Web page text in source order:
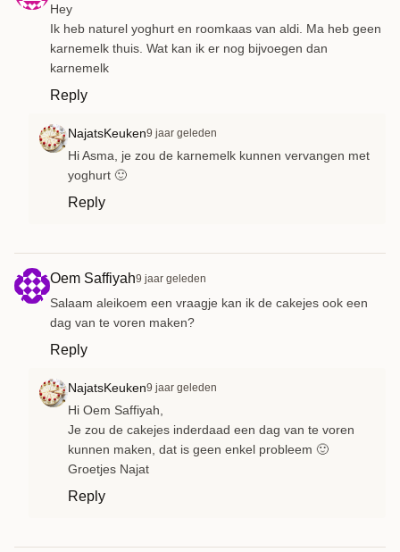
Hey
Ik heb naturel yoghurt en roomkaas van aldi. Ma heb geen
karnemelk thuis. Wat kan ik er nog bijvoegen dan
karnemelk
Reply
NajatsKeuken9 jaar geleden
Hi Asma, je zou de karnemelk kunnen vervangen met
yoghurt 🙂
Reply
Oem Saffiyah9 jaar geleden
Salaam aleikoem een vraagje kan ik de cakejes ook een
dag van te voren maken?
Reply
NajatsKeuken9 jaar geleden
Hi Oem Saffiyah,
Je zou de cakejes inderdaad een dag van te voren
kunnen maken, dat is geen enkel probleem 🙂
Groetjes Najat
Reply